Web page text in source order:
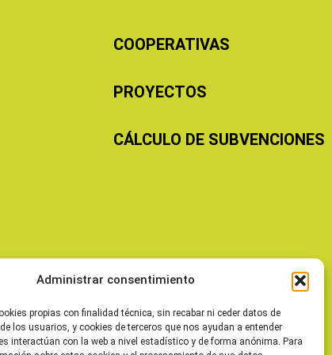
Administrar consentimiento
propias con finalidad técnica, sin recabar ni ceder datos de
los usuarios, y cookies de terceros que nos ayudan a entender
interactúan con la web a nivel estadístico y de forma anónima. Para
COOPERATIVAS
PROYECTOS
CÁLCULO DE SUBVENCIONES